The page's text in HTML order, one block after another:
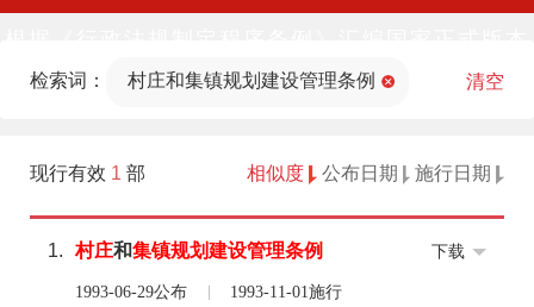
法部官网)同步公布
检索词： 村庄和集镇规划建设管理条例 清空
现行有效 1 部 相似度 公布日期 施行日期
1. 村庄和集镇规划建设管理条例
1993-06-29公布 1993-11-01施行
下载